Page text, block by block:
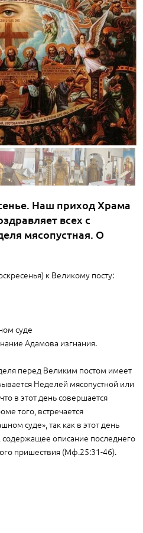
Наш приход Храма
всех с
мясопустная. О
к Великому посту:
суде
Адамова изгнания.
перед Великим постом имеет
Неделей мясопустной или
в этот день совершается
того, встречается
суде», так как в этот день
содержащее описание последнего
пришествия (Мф.25:31-46).